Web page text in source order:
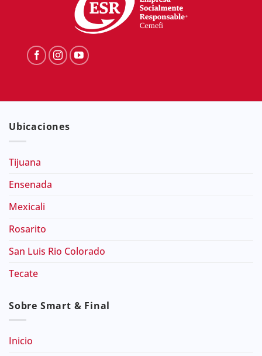
Ubicaciones
Tijuana
Ensenada
Mexicali
Rosarito
San Luis Rio Colorado
Tecate
Sobre Smart & Final
Inicio